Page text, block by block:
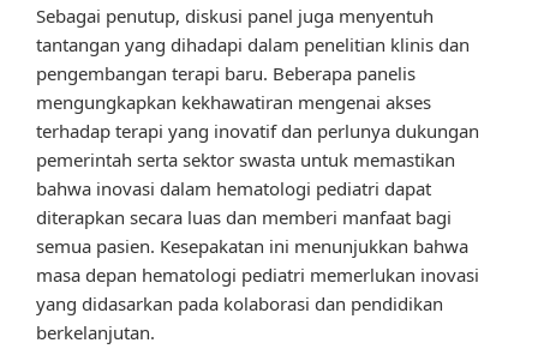
Sebagai penutup, diskusi panel juga menyentuh
tantangan yang dihadapi dalam penelitian klinis dan
pengembangan terapi baru. Beberapa panelis
mengungkapkan kekhawatiran mengenai akses
terhadap terapi yang inovatif dan perlunya dukungan
pemerintah serta sektor swasta untuk memastikan
bahwa inovasi dalam hematologi pediatri dapat
diterapkan secara luas dan memberi manfaat bagi
semua pasien. Kesepakatan ini menunjukkan bahwa
masa depan hematologi pediatri memerlukan inovasi
yang didasarkan pada kolaborasi dan pendidikan
berkelanjutan.